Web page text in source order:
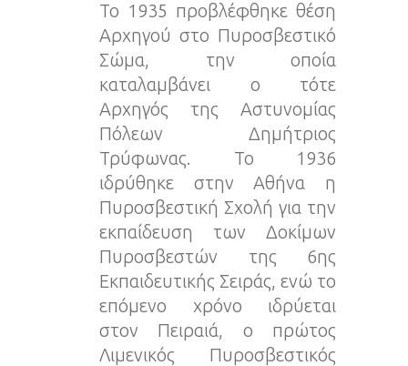
Το 1935 προβλέφθηκε θέση
Αρχηγού στο Πυροσβεστικό
Σώμα, την οποία
καταλαμβάνει ο τότε
Αρχηγός της Αστυνομίας
Πόλεων Δημήτριος
Τρύφωνας. Το 1936
ιδρύθηκε στην Αθήνα η
Πυροσβεστική Σχολή για την
εκπαίδευση των Δοκίμων
Πυροσβεστών της 6ης
Εκπαιδευτικής Σειράς, ενώ το
επόμενο χρόνο ιδρύεται
στον Πειραιά, ο πρώτος
Λιμενικός Πυροσβεστικός